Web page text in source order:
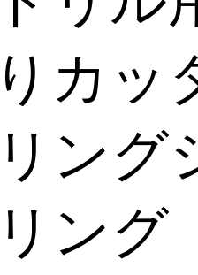
カッ
ング
ング